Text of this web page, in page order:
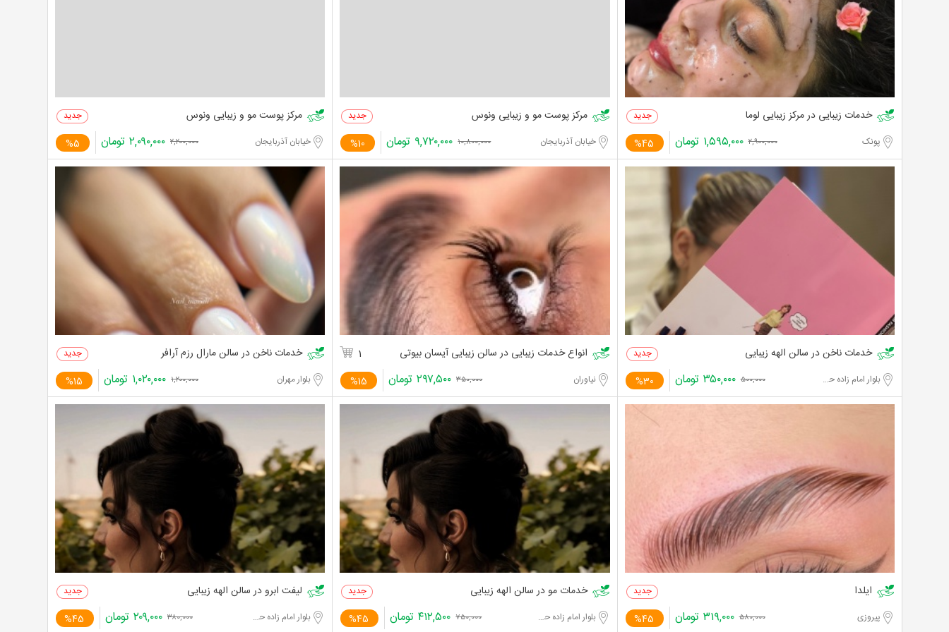
خدمات زیبایی در مرکز زیبایی لوما
پونک %45 ۲,۹۰۰,۰۰۰ ۱,۵۹۵,۰۰۰ تومان
مرکز پوست مو و زیبایی ونوس
خیابان آذربایجان %10 ۱۰,۸۰۰,۰۰۰ ۹,۷۲۰,۰۰۰ تومان
مرکز پوست مو و زیبایی ونوس
خیابان آذربایجان %5 ۲,۲۰۰,۰۰۰ ۲,۰۹۰,۰۰۰ تومان
خدمات ناخن در سالن الهه زیبایی
بلوار امام زاده حسن %30 ۵۰۰,۰۰۰ ۳۵۰,۰۰۰ تومان
انواع خدمات زیبایی در سالن زیبایی آیسان بیوتی 1
نیاوران %15 ۳۵۰,۰۰۰ ۲۹۷,۵۰۰ تومان
خدمات ناخن در سالن مارال رزم آرافر
بلوار مهران %15 ۱,۲۰۰,۰۰۰ ۱,۰۲۰,۰۰۰ تومان
ایلدا
پیروزی %45 ۵۸۰,۰۰۰ ۳۱۹,۰۰۰ تومان
خدمات مو در سالن الهه زیبایی
بلوار امام زاده حسن %45 ۷۵۰,۰۰۰ ۴۱۲,۵۰۰ تومان
لیفت ابرو در سالن الهه زیبایی
بلوار امام زاده حسن %45 ۳۸۰,۰۰۰ ۲۰۹,۰۰۰ تومان